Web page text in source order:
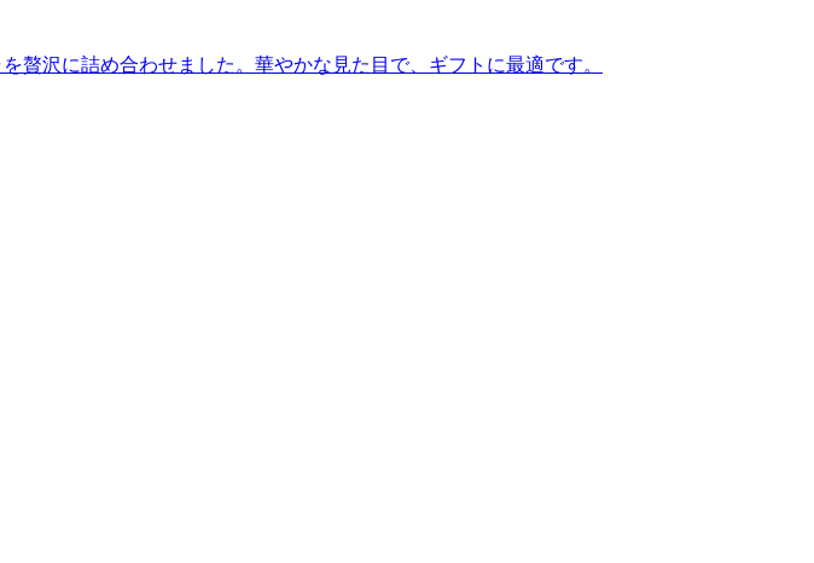
沢に詰め合わせました。華やかな見た目で、ギフトに最適です。